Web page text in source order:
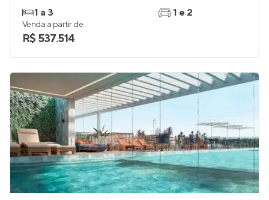
1 a 3
1 e 2
Venda a partir de
R$ 537.514